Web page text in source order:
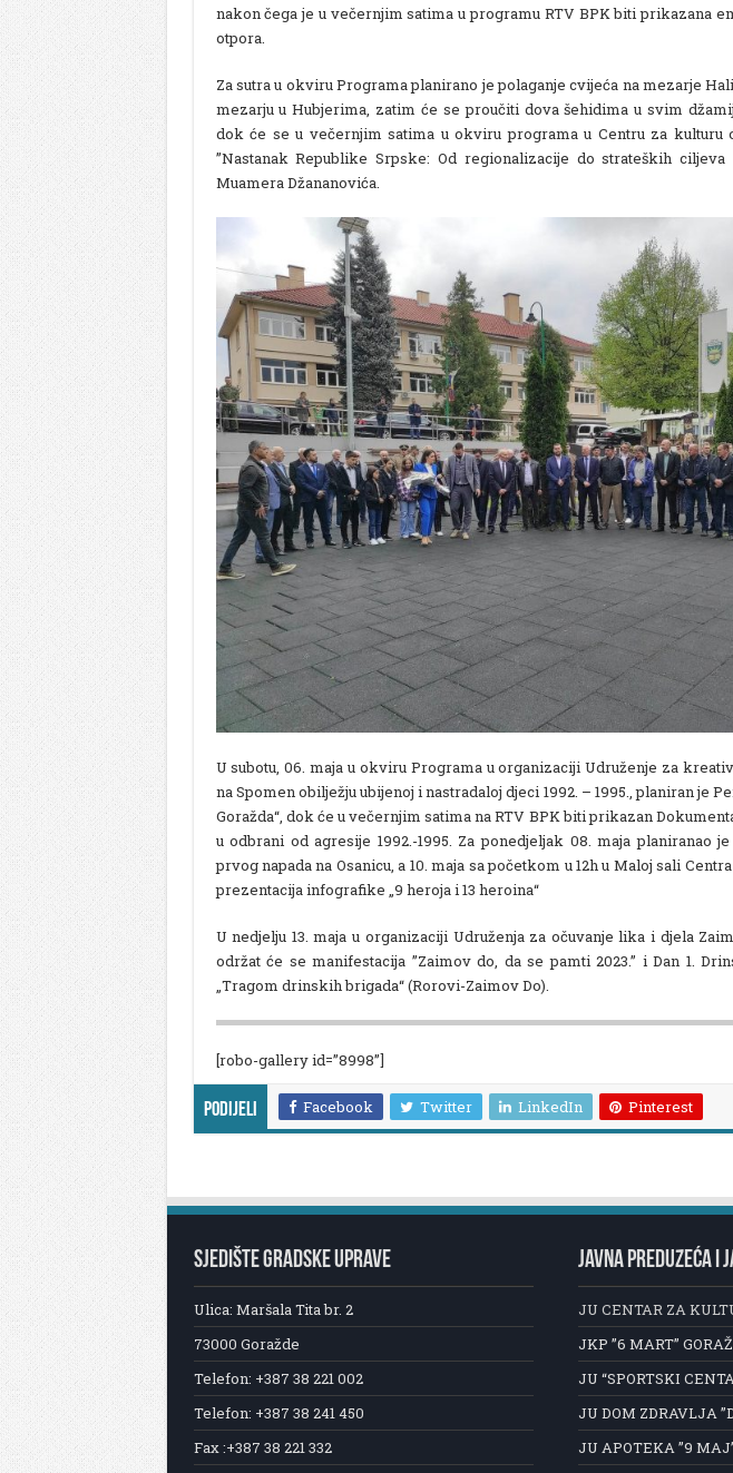
nakon čega je u večernjim satima u programu RTV BPK biti prikazana
otpora.
Za sutra u okviru Programa planirano je polaganje cvijeća na mezarje
mezarju u Hubjerima, zatim će se proučiti dova šehidima u svim
dok će se u večernjim satima u okviru programa u Centru za kulturu
”Nastanak Republike Srpske: Od regionalizacije do strateških ciljeva
Muamera Džananovića.
U subotu, 06. maja u okviru Programa u organizaciji Udruženje za
na Spomen obilježju ubijenoj i nastradaloj djeci 1992. – 1995., planiran je
Goražda“, dok će u večernjim satima na RTV BPK biti prikazan
u odbrani od agresije 1992.-1995. Za ponedjeljak 08. maja planiranao
prvog napada na Osanicu, a 10. maja sa početkom u 12h u Maloj sali
prezentacija infografike „9 heroja i 13 heroina“
U nedjelju 13. maja u organizaciji Udruženja za očuvanje lika i djela
održat će se manifestacija ”Zaimov do, da se pamti 2023.” i Dan 1.
„Tragom drinskih brigada“ (Rorovi-Zaimov Do).
[robo-gallery id=”8998”]
Podijeli Facebook Twitter LinkedIn Pinterest
SJEDIŠTE GRADSKE UPRAVE
Ulica: Maršala Tita br. 2
73000 Goražde
Telefon: +387 38 221 002
Telefon: +387 38 241 450
Fax :+387 38 221 332
JAVNA PREDUZEĆA I
JU CENTAR ZA
JKP ”6 MART”
JU “SPORTSKI
JU DOM ZDRAVLJA
JU APOTEKA ”9